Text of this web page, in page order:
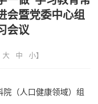
会暨党委中心组
会议
大 中 小】
（人口健康领域）组